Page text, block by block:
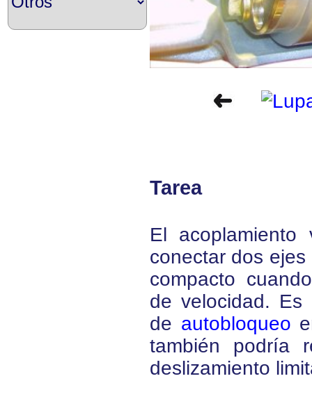
Tarea
El
conectar dos
compacto
de velocidad.
de autobloqueo
también podría
deslizamiento